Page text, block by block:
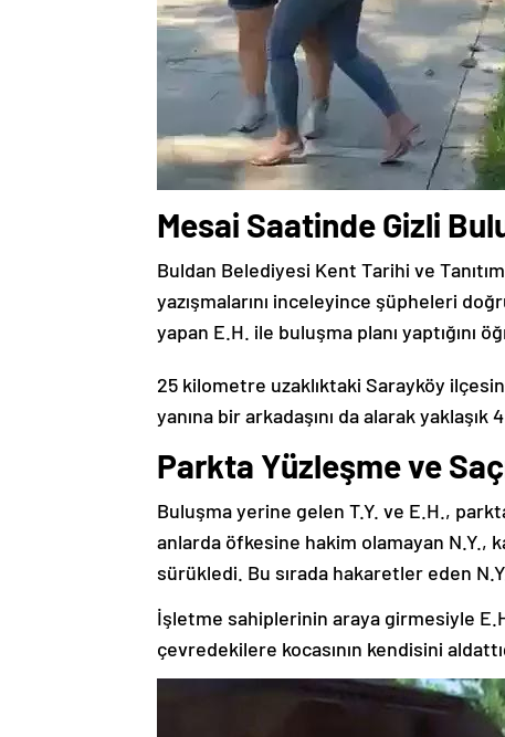
Mesai Saatinde Gizli
Buldan Belediyesi Kent Tarihi ve
yazışmalarını inceleyince şüpheleri
yapan E.H. ile buluşma planı yaptığını
25 kilometre uzaklıktaki Sarayköy
yanına bir arkadaşını da alarak
Parkta Yüzleşme ve
Buluşma yerine gelen T.Y. ve E.H.,
anlarda öfkesine hakim olamayan N.Y.,
sürükledi. Bu sırada hakaretler eden
İşletme sahiplerinin araya girmesiyle
çevredekilere kocasının kendisini